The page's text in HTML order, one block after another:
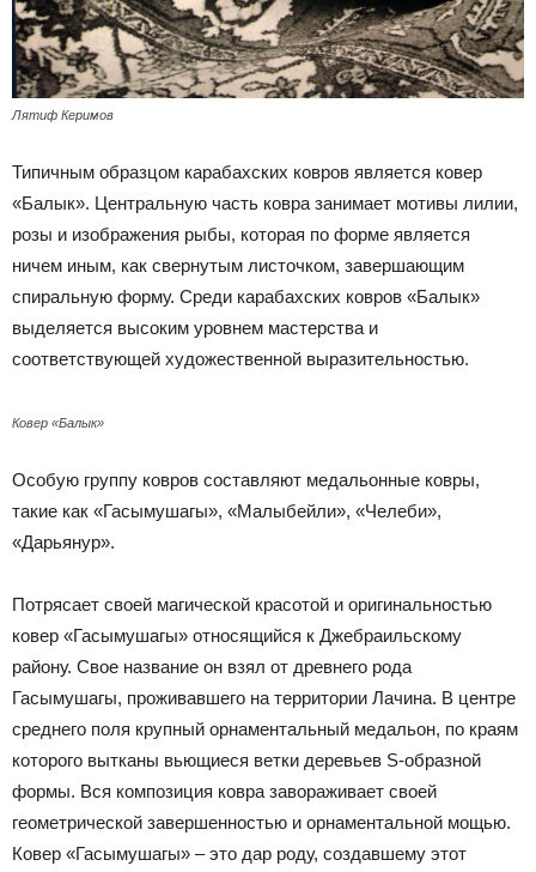
Лятиф Керимов
Типичным образцом карабахских ковров является ковер
«Балык». Центральную часть ковра занимает мотивы лилии,
розы и изображения рыбы, которая по форме является
ничем иным, как свернутым листочком, завершающим
спиральную форму. Среди карабахских ковров «Балык»
выделяется высоким уровнем мастерства и
соответствующей художественной выразительностью.
Ковер «Балык»
Особую группу ковров составляют медальонные ковры,
такие как «Гасымушагы», «Малыбейли», «Челеби»,
«Дарьянур».
Потрясает своей магической красотой и оригинальностью
ковер «Гасымушагы» относящийся к Джебраильскому
району. Свое название он взял от древнего рода
Гасымушагы, проживавшего на территории Лачина. В центре
среднего поля крупный орнаментальный медальон, по краям
которого вытканы вьющиеся ветки деревьев S-образной
формы. Вся композиция ковра завораживает своей
геометрической завершенностью и орнаментальной мощью.
Ковер «Гасымушагы» – это дар роду, создавшему этот